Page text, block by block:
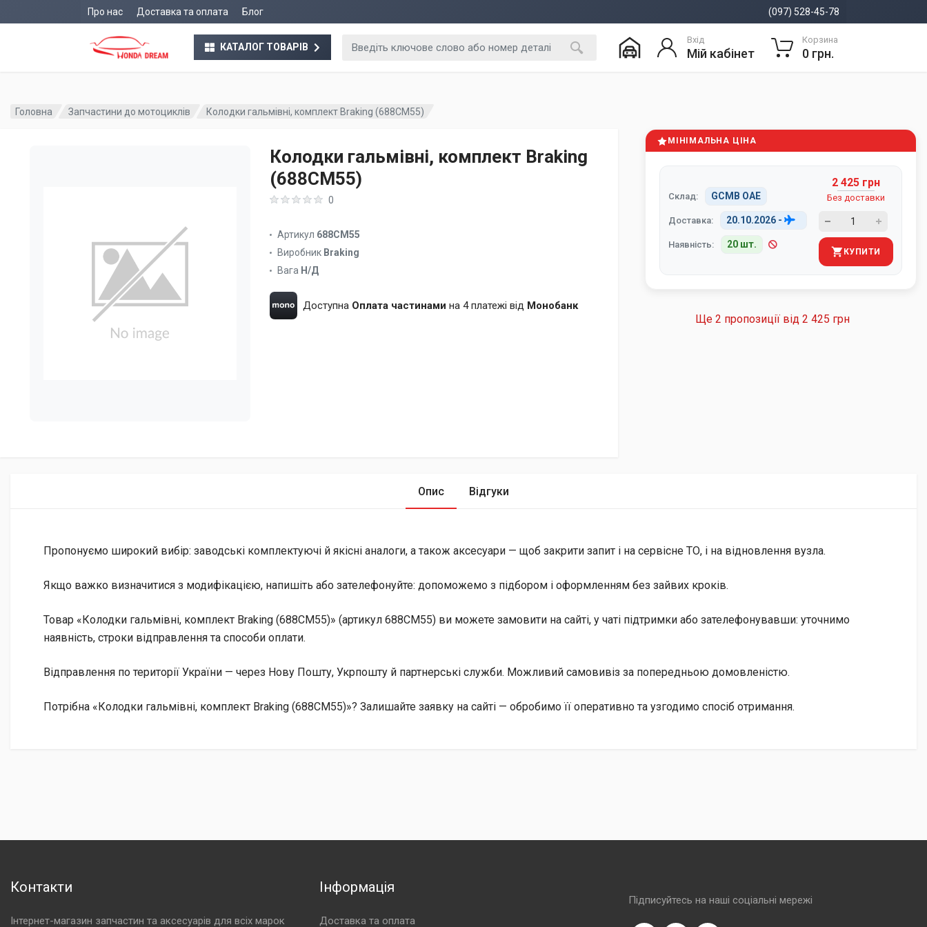
Про нас Доставка та оплата Блог (097) 528-45-78
КАТАЛОГ ТОВАРІВ
Вхід
Мій кабінет
Корзина
0 грн.
Головна Запчастини до мотоциклів Колодки гальмівні, комплект Braking (688CM55)
Колодки гальмівні, комплект Braking
(688CM55)
0
Артикул 688CM55
Виробник Braking
Вага Н/Д
Доступна Оплата частинами на 4 платежі від Монобанк
МІНІМАЛЬНА ЦІНА
Склад: GCMB ОАЕ
Доставка: 20.10.2026 -
Наявність: 20 шт.
2 425 грн
Без доставки
КУПИТИ
Ще 2 пропозиції від 2 425 грн
Опис Відгуки
Пропонуємо широкий вибір: заводські комплектуючі й якісні аналоги, а також аксесуари — щоб закрити запит і на сервісне ТО, і на відновлення вузла.
Якщо важко визначитися з модифікацією, напишіть або зателефонуйте: допоможемо з підбором і оформленням без зайвих кроків.
Товар «Колодки гальмівні, комплект Braking (688CM55)» (артикул 688CM55) ви можете замовити на сайті, у чаті підтримки або зателефонувавши: уточнимо
наявність, строки відправлення та способи оплати.
Відправлення по території України — через Нову Пошту, Укрпошту й партнерські служби. Можливий самовивіз за попередньою домовленістю.
Потрібна «Колодки гальмівні, комплект Braking (688CM55)»? Залишайте заявку на сайті — обробимо її оперативно та узгодимо спосіб отримання.
Контакти
Інтернет-магазин запчастин та аксесуарів для всіх марок
Інформація
Доставка та оплата
Підписуйтесь на наші соціальні мережі